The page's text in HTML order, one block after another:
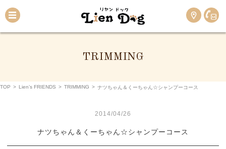
TRIMMING
TOP > Lien’s FRIENDS > TRIMMING > ナツちゃん＆くーちゃん☆シャンプーコース
2014/04/26
ナツちゃん＆くーちゃん☆シャンプーコース